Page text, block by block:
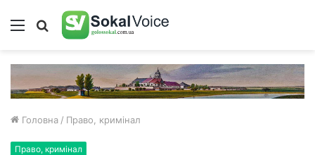
Меню Пошук
Головна / Право, кримінал
Право, кримінал